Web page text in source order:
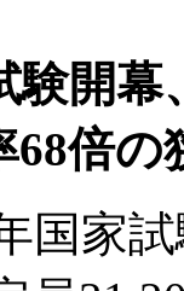
験開
68倍の
国家